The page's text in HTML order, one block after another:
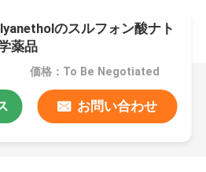
のスルフォン酸ナト
薬品
価格：To Be Negotiated
お問い合わせ